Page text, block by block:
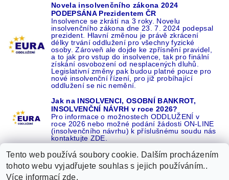
Novela insolvenčního zákona 2024
PODEPSÁNA Prezidentem ČR
Insolvence se zkrátí na 3 roky. Novelu
insolvenčního zákona dne 23. 7. 2024 podepsal
prezident. Hlavní změnou je právě zkrácení
délky trvání oddlužení pro všechny fyzické
osoby. Zároveň ale dojde ke zpřísnění pravidel,
a to jak pro vstup do insolvence, tak pro finální
získání osvobození od nesplacených dluhů.
Legislativní změny pak budou platné pouze pro
nové insolvenční řízení, pro již probíhající
oddlužení se nic nemění.
Jak na INSOLVENCI, OSOBNÍ BANKROT,
INSOLVENČNÍ NÁVRH v roce 2026?
Pro informace o možnostech ODDLUŽENÍ v
roce 2026 nebo možné podání žádosti ON-LINE
(insolvenčního návrhu) k příslušnému soudu nás
kontaktujte ZDE.
Tento web používá soubory cookie. Dalším procházením
tohoto webu vyjadřujete souhlas s jejich používáním..
Více informací zde.